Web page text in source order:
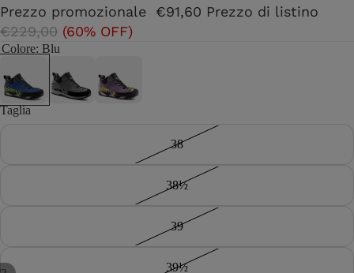
Prezzo promozionale €91,60 Prezzo di listino
€229,00 (60% OFF)
Colore: Blu
Taglia
38
38½
39
39½